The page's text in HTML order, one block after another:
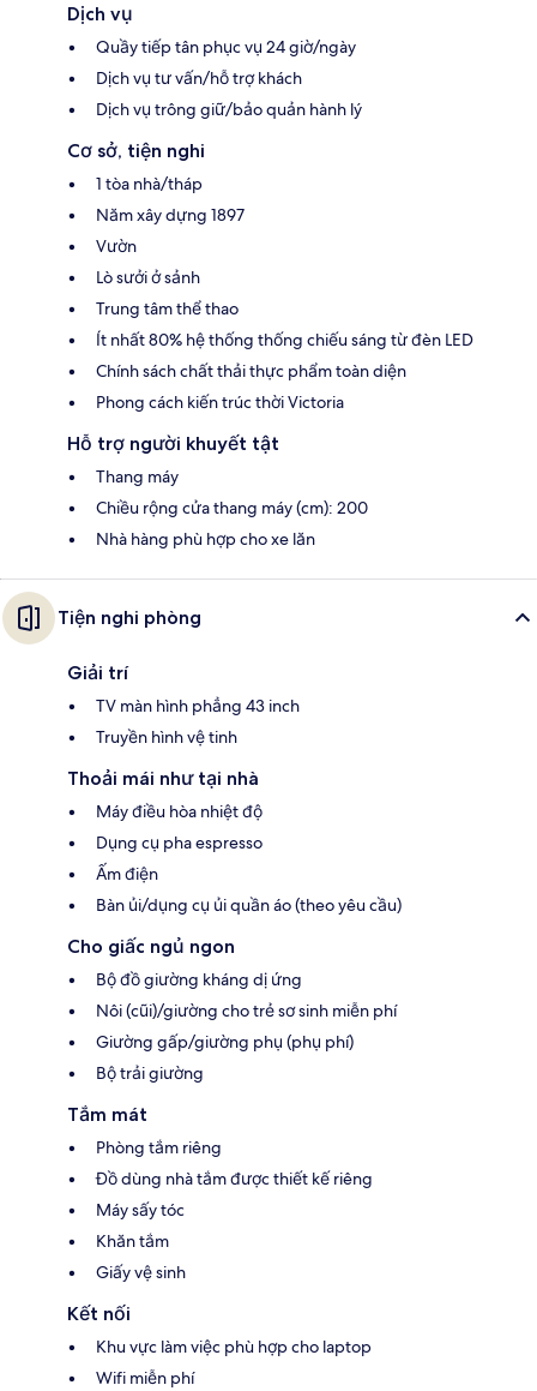
Dịch vụ
Quầy tiếp tân phục vụ 24 giờ/ngày
Dịch vụ tư vấn/hỗ trợ khách
Dịch vụ trông giữ/bảo quản hành lý
Cơ sở, tiện nghi
1 tòa nhà/tháp
Năm xây dựng 1897
Vườn
Lò sưởi ở sảnh
Trung tâm thể thao
Ít nhất 80% hệ thống thống chiếu sáng từ đèn LED
Chính sách chất thải thực phẩm toàn diện
Phong cách kiến trúc thời Victoria
Hỗ trợ người khuyết tật
Thang máy
Chiều rộng cửa thang máy (cm): 200
Nhà hàng phù hợp cho xe lăn
Tiện nghi phòng
Giải trí
TV màn hình phẳng 43 inch
Truyền hình vệ tinh
Thoải mái như tại nhà
Máy điều hòa nhiệt độ
Dụng cụ pha espresso
Ấm điện
Bàn ủi/dụng cụ ủi quần áo (theo yêu cầu)
Cho giấc ngủ ngon
Bộ đồ giường kháng dị ứng
Nôi (cũi)/giường cho trẻ sơ sinh miễn phí
Giường gấp/giường phụ (phụ phí)
Bộ trải giường
Tắm mát
Phòng tắm riêng
Đồ dùng nhà tắm được thiết kế riêng
Máy sấy tóc
Khăn tắm
Giấy vệ sinh
Kết nối
Khu vực làm việc phù hợp cho laptop
Wifi miễn phí